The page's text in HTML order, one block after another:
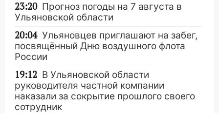
23:20 Прогноз погоды на 7 августа в
Ульяновской области
20:04 Ульяновцев приглашают на забег,
посвящённый Дню воздушного флота
России
19:12 В Ульяновской области
руководителя частной компании
наказали за сокрытие прошлого своего
сотрудник